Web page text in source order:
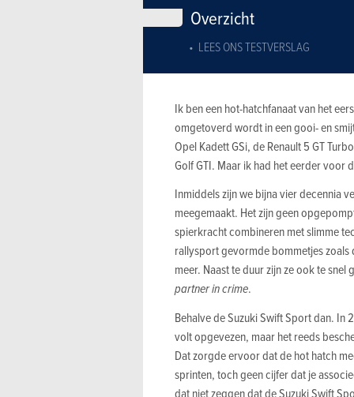
Overzicht
LEES ONS TESTVERSLAG
Ik ben een hot-hatchfanaat van het
omgetoverd wordt in een gooi- en
Opel Kadett GSi, de Renault 5 GT
Golf GTI. Maar ik had het eerder voor
Inmiddels zijn we bijna vier decennia
meegemaakt. Het zijn geen
spierkracht combineren met slimme
rallysport gevormde bommetjes zoals
meer. Naast te duur zijn ze ook te
partner in crime.
Behalve de Suzuki Swift Sport dan.
volt opgevezen, maar het reeds
Dat zorgde ervoor dat de hot hatch
sprinten, toch geen cijfer dat je
dat niet zeggen dat de Suzuki Swift